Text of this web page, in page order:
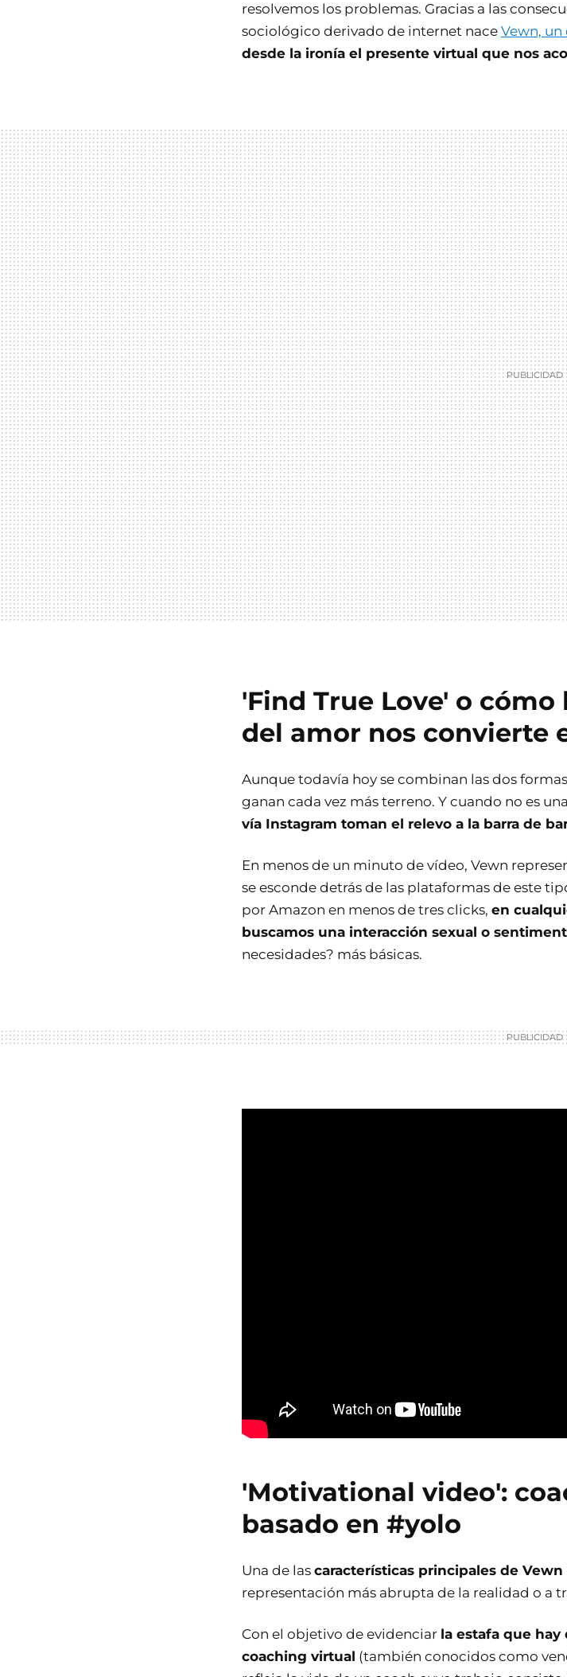
resolvemos los problemas. Gracias a las
sociológico derivado de internet nace Vewn,
desde la ironía el presente virtual que nos
'Find True Love' o
del amor nos convierte
Aunque todavía hoy se combinan las dos
ganan cada vez más terreno. Y cuando no es
vía Instagram toman el relevo a la barra de
En menos de un minuto de vídeo, Vewn
se esconde detrás de las plataformas de este
por Amazon en menos de tres clicks, en
buscamos una interacción sexual o
necesidades? más básicas.
'Motivational video':
basado en #yolo
Una de las características principales de Vewn
representación más abrupta de la realidad o a
Con el objetivo de evidenciar la estafa que
coaching virtual (también conocidos como